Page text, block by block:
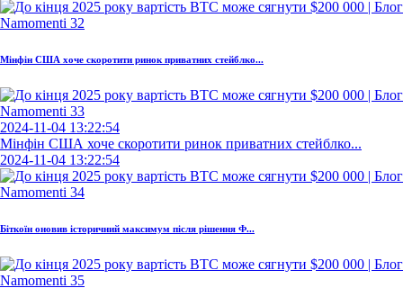
Мінфін США хоче скоротити ринок приватних стейблко...
2024-11-04 13:22:54
Мінфін США хоче скоротити ринок приватних стейблко...
2024-11-04 13:22:54
Біткоїн оновив історичний максимум після рішення Ф...